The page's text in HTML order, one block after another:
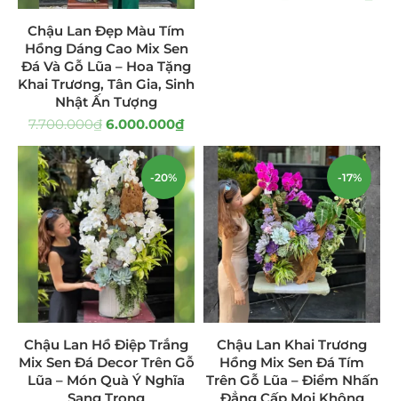
Hoa Tặng 20/10
Quà Tặng
Quà Noel - Quà Giáng Sinh
Quà Tặng Khách Hàng (390)
Quà Tặng Sếp (320)
Quà Tết (278)
Quà Tặng 20 11
Sen Đá DECOR (397)
Bình Hoa Sen Đá
Bó Hoa Sen Đá
Chậu Lan Đẹp Màu Tím
Hồng Dáng Cao Mix Sen
Đá Và Gỗ Lũa – Hoa Tặng
Khai Trương, Tân Gia, Sinh
Nhật Ấn Tượng
7.700.000₫ 6.000.000₫
-20%
Chậu Lan Hồ Điệp Trắng
Mix Sen Đá Decor Trên Gỗ
Lũa – Món Quà Ý Nghĩa
-17%
Chậu Lan Khai Trương
Hồng Mix Sen Đá Tím
Trên Gỗ Lũa – Điểm Nhấn